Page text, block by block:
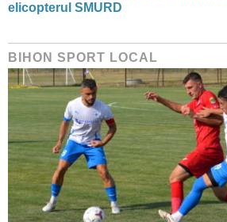
elicopterul SMURD
BIHON SPORT LOCAL